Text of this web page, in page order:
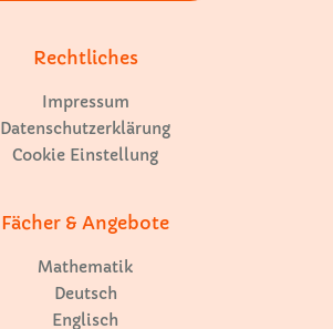
Rechtliches
Impressum
Datenschutzerklärung
Cookie Einstellung
Fächer & Angebote
Mathematik
Deutsch
Englisch